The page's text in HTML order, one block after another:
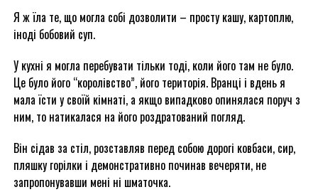
Я ж їла те, що могла собі дозволити – просту кашу, картоплю,
іноді бобовий суп.
У кухні я могла перебувати тільки тоді, коли його там не було.
Це було його “королівство”, його територія. Вранці і вдень я
мала їсти у своїй кімнаті, а якщо випадково опинялася поруч з
ним, то натикалася на його роздратований погляд.
Він сідав за стіл, розставляв перед собою дорогі ковбаси, сир,
пляшку горілки і демонстративно починав вечеряти, не
запропонувавши мені ні шматочка.